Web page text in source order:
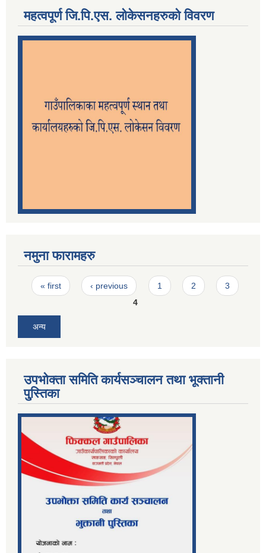
महत्वपूर्ण जि.पि.एस. लोकेसनहरुको विवरण
नमुना फारामहरु
Pages
« first ‹ previous 1 2
3
4
अन्य
उपभोक्ता समिति कार्यसञ्चालन तथा भूक्तानी
पु्स्तिका